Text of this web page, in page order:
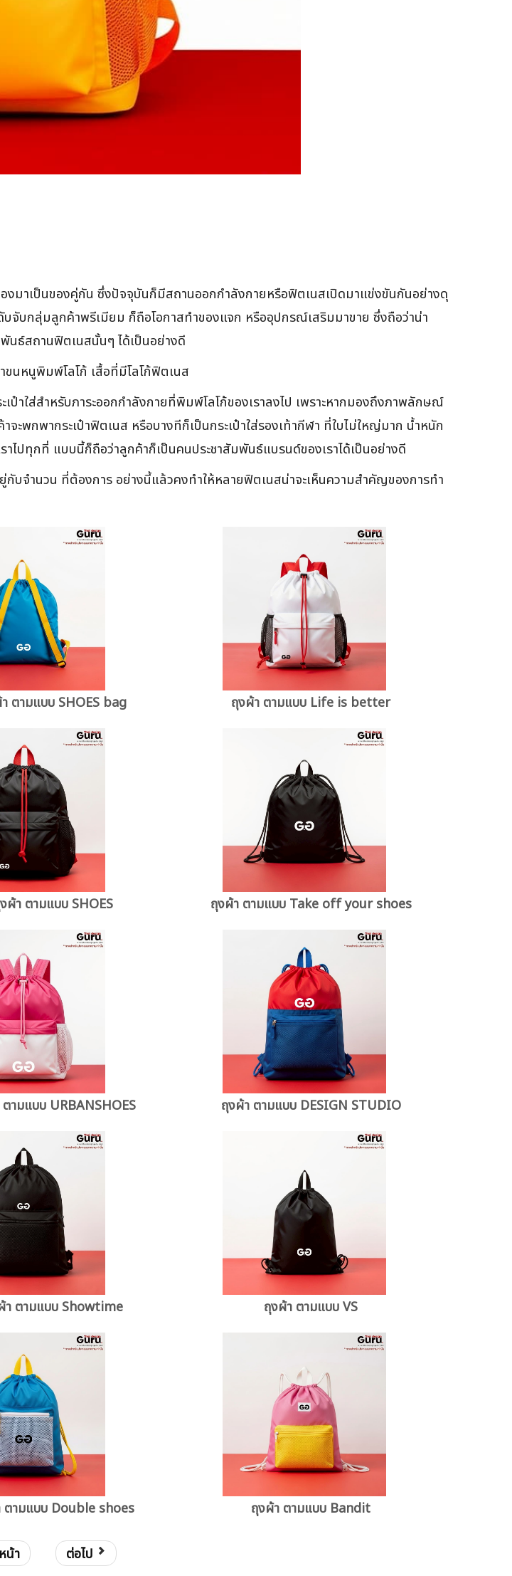
มาเป็นของคู่กัน ซึ่งปัจจุบันก็มีสถานออกกำลังกายหรือฟิตเนสเปิดมาแข่งขันกันอย่างดุ
บกลุ่มลูกค้าพรีเมียม ก็ถือโอกาสทำของแจก หรืออุปกรณ์เสริมมาขาย ซึ่งถือว่าน่า
พันธ์สถานฟิตเนสนั้นๆ ได้เป็นอย่างดี
ขนหนูพิมพ์โลโก้ เสื้อที่มีโลโก้ฟิตเนส
ใส่สำหรับภาระออกกำลังกายที่พิมพ์โลโก้ของเราลงไป เพราะหากมองถึงภาพลักษณ์
ะพกพากระเป๋าฟิตเนส หรือบางทีก็เป็นกระเป๋าใส่รองเท้ากีฬา ที่ใบไม่ใหญ่มาก น้ำหนัก
ไปทุกที่ แบบนี้ก็ถือว่าลูกค้าก็เป็นคนประชาสัมพันธ์แบรนด์ของเราได้เป็นอย่างดี
กับจำนวน ที่ต้องการ อย่างนี้แล้วคงทำให้หลายฟิตเนสน่าจะเห็นความสำคัญของการทำ
ตามแบบ SHOES bag ถุงผ้า ตามแบบ Life is better
า ตามแบบ SHOES ถุงผ้า ตามแบบ Take off your shoes
ามแบบ URBANSHOES ถุงผ้า ตามแบบ DESIGN STUDIO
ตามแบบ Showtime ถุงผ้า ตามแบบ VS
ามแบบ Double shoes ถุงผ้า ตามแบบ Bandit
น้า ต่อไป